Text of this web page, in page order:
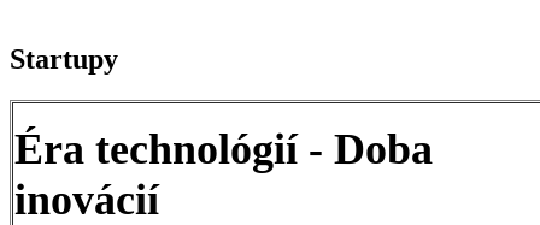
Startupy
Éra technológií - Doba
inovácií